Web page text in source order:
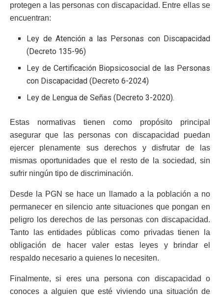
protegen a las personas con discapacidad. Entre ellas se
encuentran:
Ley de Atención a las Personas con Discapacidad
(Decreto 135-96)
Ley de Certificación Biopsicosocial de las Personas
con Discapacidad (Decreto 6-2024)
Ley de Lengua de Señas (Decreto 3-2020).
Estas normativas tienen como propósito principal
asegurar que las personas con discapacidad puedan
ejercer plenamente sus derechos y disfrutar de las
mismas oportunidades que el resto de la sociedad, sin
sufrir ningún tipo de discriminación.
Desde la PGN se hace un llamado a la población a no
permanecer en silencio ante situaciones que pongan en
peligro los derechos de las personas con discapacidad.
Tanto las entidades públicas como privadas tienen la
obligación de hacer valer estas leyes y brindar el
respaldo necesario a quienes lo necesiten.
Finalmente, si eres una persona con discapacidad o
conoces a alguien que esté viviendo una situación de